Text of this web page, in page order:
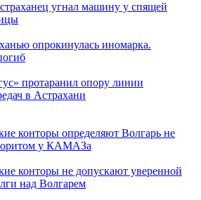
угнал машину у спящей
опрокинулась иномарка.
протаранил опору линии
в Астрахани
конторы определяют Волгарь не
у КАМАЗа
конторы не допускают уверенной
над Волгарем